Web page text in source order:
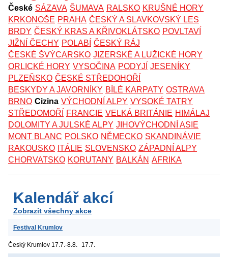
České SÁZAVA ŠUMAVA RALSKO KRUŠNÉ HORY
KRKONOŠE PRAHA ČESKÝ A SLAVKOVSKÝ LES
BRDY ČESKÝ KRAS A KŘIVOKLÁTSKO POVLTAVÍ
JIŽNÍ ČECHY POLABÍ ČESKÝ RÁJ
ČESKÉ ŠVÝCARSKO JIZERSKÉ A LUŽICKÉ HORY
ORLICKÉ HORY VYSOČINA PODYJÍ JESENÍKY
PLZEŇSKO ČESKÉ STŘEDOHOŘÍ
BESKYDY A JAVORNÍKY BÍLÉ KARPATY OSTRAVA
BRNO Cizina VÝCHODNÍ ALPY VYSOKÉ TATRY
STŘEDOMOŘÍ
FRANCIE VELKÁ BRITÁNIE HIMÁLAJ
DOLOMITY A JULSKÉ ALPY JIHOVÝCHODNÍ ASIE
MONT BLANC POLSKO NĚMECKO SKANDINÁVIE
RAKOUSKO ITÁLIE SLOVENSKO ZÁPADNÍ ALPY
CHORVATSKO KORUTANY BALKÁN AFRIKA
Kalendář akcí
Zobrazit všechny akce
Festival Krumlov
Český Krumlov 17.7.-8.8. 17.7.